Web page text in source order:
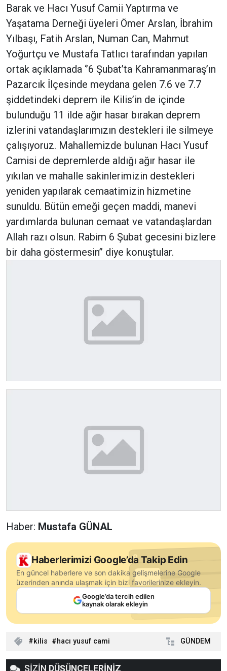
Barak ve Hacı Yusuf Camii Yaptırma ve
Yaşatama Derneği üyeleri Ömer Arslan, İbrahim
Yılbaşı, Fatih Arslan, Numan Can, Mahmut
Yoğurtçu ve Mustafa Tatlıcı tarafından yapılan
ortak açıklamada ‘’6 Şubat’ta Kahramanmaraş’ın
Pazarcık İlçesinde meydana gelen 7.6 ve 7.7
şiddetindeki deprem ile Kilis’in de içinde
bulunduğu 11 ilde ağır hasar bırakan deprem
izlerini vatandaşlarımızın destekleri ile silmeye
çalışıyoruz. Mahallemizde bulunan Hacı Yusuf
Camisi de depremlerde aldığı ağır hasar ile
yıkılan ve mahalle sakinlerimizin destekleri
yeniden yapılarak cemaatimizin hizmetine
sunuldu. Bütün emeği geçen maddi, manevi
yardımlarda bulunan cemaat ve vatandaşlardan
Allah razı olsun. Rabim 6 Şubat gecesini bizlere
bir daha göstermesin’’ diye konuştular.
Haber: Mustafa GÜNAL
Haberlerimizi Google’da Takip Edin
En güncel haberlere ve son dakika gelişmelerine Google
üzerinden anında ulaşmak için bizi favorilerinize ekleyin.
Google’da tercih edilen
kaynak olarak ekleyin
kilis hacı yusuf cami GÜNDEM
SİZİN DÜŞÜNCELERİNİZ